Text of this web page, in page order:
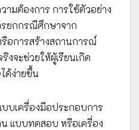
ามต้องการ การใช้ตัวอย่าง
ยกกรณีศึกษาจาก
อการสร้างสถานการณ์
งจะช่วยให้ผู้เรียนเกิด
ด้ง่ายขึ้น
บเครื่องมือประกอบการ
แบบทดสอบ หรือเครื่อง